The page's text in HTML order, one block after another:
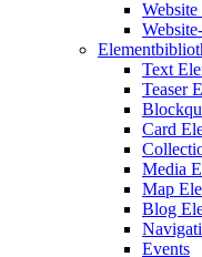
Text
Teaser
Card
Media
Map
Blog
Events